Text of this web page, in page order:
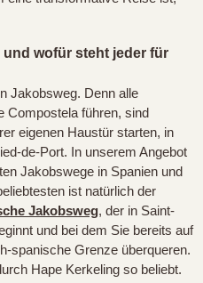
wofür steht jeder für
Jakobsweg. Denn alle
Compostela führen, sind
eigenen Haustür starten, in
de-Port. In unserem Angebot
Jakobswege in Spanien und
ist natürlich der
Jakobsweg, der in Saint-
und bei dem Sie bereits auf
spanische Grenze überqueren.
Hape Kerkeling so beliebt.